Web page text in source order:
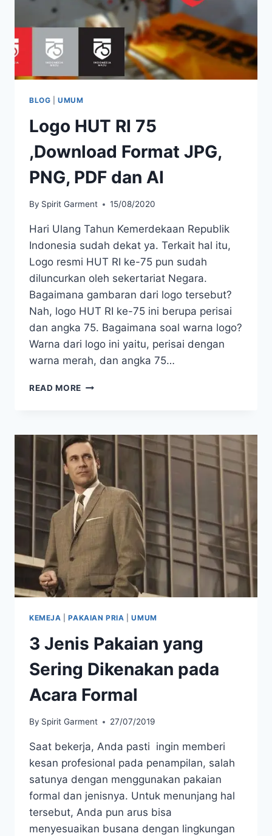
BLOG |UMUM
Logo HUT RI 75
,Download Format JPG,
PNG, PDF dan AI
By Spirit Garment 15/08/2020
Hari Ulang Tahun Kemerdekaan Republik
Indonesia sudah dekat ya. Terkait hal itu,
Logo resmi HUT RI ke-75 pun sudah
diluncurkan oleh sekertariat Negara.
Bagaimana gambaran dari logo tersebut?
Nah, logo HUT RI ke-75 ini berupa perisai
dan angka 75. Bagaimana soal warna logo?
Warna dari logo ini yaitu, perisai dengan
warna merah, dan angka 75…
READ MORE LOGO
,DOWNLOAD
FORMAT
JPG,
PNG,
PDF
DAN
AI
KEMEJA |PAKAIAN PRIA |UMUM
3 Jenis Pakaian yang
Sering Dikenakan pada
Acara Formal
By Spirit Garment 27/07/2019
Saat bekerja, Anda pasti ingin memberi
kesan profesional pada penampilan, salah
satunya dengan menggunakan pakaian
formal dan jenisnya. Untuk menunjang hal
tersebut, Anda pun arus bisa
menyesuaikan busana dengan lingkungan